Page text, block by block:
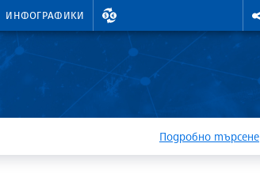
ИНФОГРАФИКИ
ВАЛУТНИ КУРСОВЕ
Подробно търсене